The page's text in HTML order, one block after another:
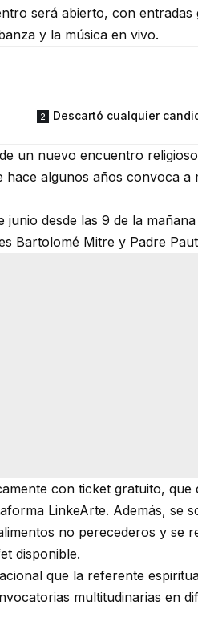
será abierto, con entradas
y la música en vivo.
Descartó cualquier
un nuevo encuentro
algunos años convoca a
junio desde las 9 de la
Bartolomé Mitre y Padre
con ticket gratuito, que
LinkeArte. Además, se
no perecederos y se
disponible.
que la referente
multitudinarias en